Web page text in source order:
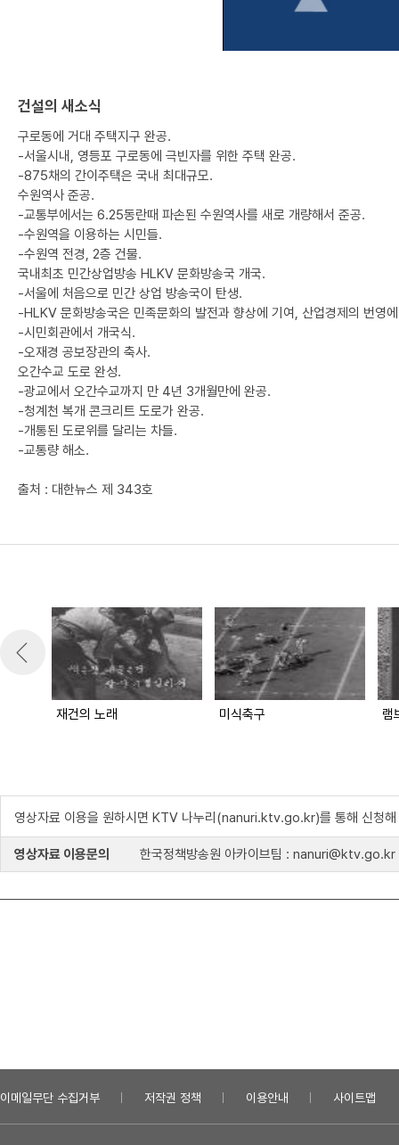
건설의 새소식
구로동에 거대 주택지구 완공.
-서울시내, 영등포 구로동에 극빈자를 위한 주택 완공.
-875채의 간이주택은 국내 최대규모.
수원역사 준공.
-교통부에서는 6.25동란때 파손된 수원역사를 새로 개량해서 준공.
-수원역을 이용하는 시민들.
-수원역 전경, 2층 건물.
국내최초 민간상업방송 HLKV 문화방송국 개국.
-서울에 처음으로 민간 상업 방송국이 탄생.
-HLKV 문화방송국은 민족문화의 발전과 향상에 기여, 산업경제의 번영
-시민회관에서 개국식.
-오재경 공보장관의 축사.
오간수교 도로 완성.
-광교에서 오간수교까지 만 4년 3개월만에 완공.
-청계천 복개 콘크리트 도로가 완공.
-개통된 도로위를 달리는 차들.
-교통량 해소.
출처 : 대한뉴스 제 343호
재건의 노래 미식축구 램
영상자료 이용을 원하시면 KTV 나누리(nanuri.ktv.go.kr)를 통해 신청해
영상자료 이용문의 한국정책방송원 아카이브팀 : nanuri@ktv.go.kr
이메일무단 수집거부 저작권 정책 이용안내 사이트맵